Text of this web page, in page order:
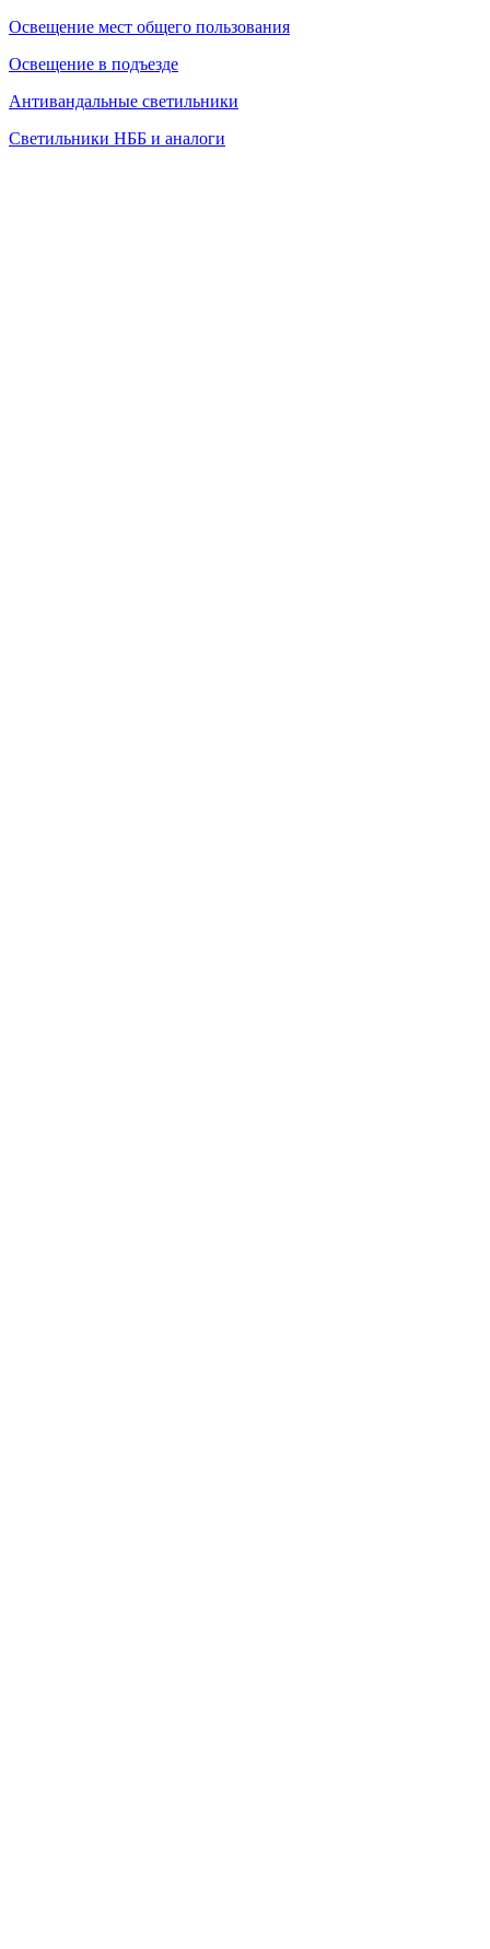
Освещение мест общего пользования
Освещение в подъезде
Антивандальные светильники
Светильники НББ и аналоги